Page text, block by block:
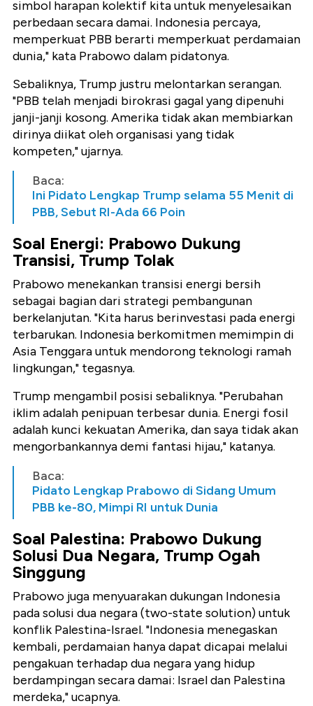
simbol harapan kolektif kita untuk menyelesaikan
perbedaan secara damai. Indonesia percaya,
memperkuat PBB berarti memperkuat perdamaian
dunia," kata Prabowo dalam pidatonya.
Sebaliknya, Trump justru melontarkan serangan.
"PBB telah menjadi birokrasi gagal yang dipenuhi
janji-janji kosong. Amerika tidak akan membiarkan
dirinya diikat oleh organisasi yang tidak
kompeten," ujarnya.
Baca:
Ini Pidato Lengkap Trump selama 55 Menit di
PBB, Sebut RI-Ada 66 Poin
Soal Energi: Prabowo Dukung
Transisi, Trump Tolak
Prabowo menekankan transisi energi bersih
sebagai bagian dari strategi pembangunan
berkelanjutan. "Kita harus berinvestasi pada energi
terbarukan. Indonesia berkomitmen memimpin di
Asia Tenggara untuk mendorong teknologi ramah
lingkungan," tegasnya.
Trump mengambil posisi sebaliknya. "Perubahan
iklim adalah penipuan terbesar dunia. Energi fosil
adalah kunci kekuatan Amerika, dan saya tidak akan
mengorbankannya demi fantasi hijau," katanya.
Baca:
Pidato Lengkap Prabowo di Sidang Umum
PBB ke-80, Mimpi RI untuk Dunia
Soal Palestina: Prabowo Dukung
Solusi Dua Negara, Trump Ogah
Singgung
Prabowo juga menyuarakan dukungan Indonesia
pada solusi dua negara (two-state solution) untuk
konflik Palestina-Israel. "Indonesia menegaskan
kembali, perdamaian hanya dapat dicapai melalui
pengakuan terhadap dua negara yang hidup
berdampingan secara damai: Israel dan Palestina
merdeka," ucapnya.